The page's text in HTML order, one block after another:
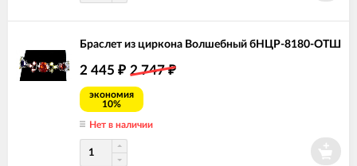
Браслет из циркона Волшебный бНЦР-8180-ОТШ
2 445 ₽ 2 747₽
экономия
10%
Нет в наличии